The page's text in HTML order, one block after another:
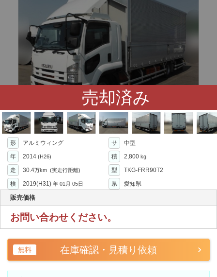
売却済み
形 アルミウィング サ
中型
年
2014 (H26) 積 2,800 kg
走 30.4万km (実走行距離) 型
TKG-FRR90T2
検
2019(H31) 年 01月 05日 県 愛知県
販売価格
お問い合わせください。
無料 在庫確認・見積り依頼